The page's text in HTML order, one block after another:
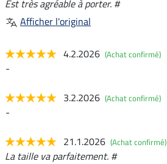
Est très agréable à porter. #
Afficher l'original
4.2.2026 (Achat confirmé)
-
3.2.2026 (Achat confirmé)
-
21.1.2026 (Achat confirmé)
La taille va parfaitement. #